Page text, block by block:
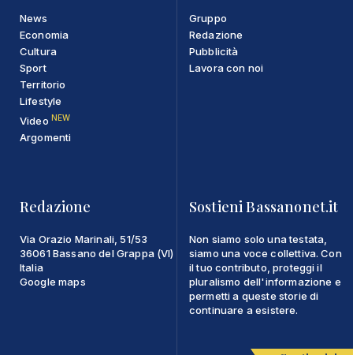
News
Economia
Cultura
Sport
Territorio
Lifestyle
Video NEW
Argomenti
Gruppo
Redazione
Pubblicità
Lavora con noi
Redazione
Via Orazio Marinali, 51/53
36061 Bassano del Grappa (VI)
Italia
Google maps
Sostieni Bassanonet.it
Non siamo solo una testata,
siamo una voce collettiva. Con
il tuo contributo, proteggi il
pluralismo dell'informazione e
permetti a queste storie di
continuare a esistere.